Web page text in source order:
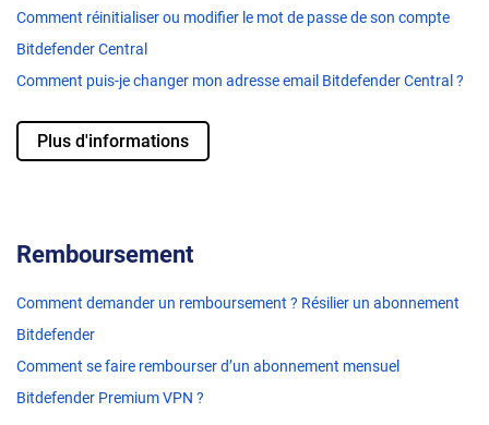
Comment réinitialiser ou modifier le mot de passe de son compte
Bitdefender Central
Comment puis-je changer mon adresse email Bitdefender Central ?
Plus d'informations
Remboursement
Comment demander un remboursement ? Résilier un abonnement
Bitdefender
Comment se faire rembourser d’un abonnement mensuel
Bitdefender Premium VPN ?